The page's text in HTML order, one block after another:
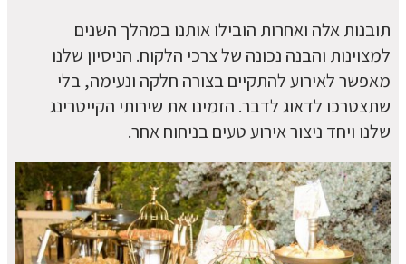
תובנות אלה ואחרות הובילו אותנו במהלך השנים
למצוינות והבנה נכונה של צרכי הלקוח. הניסיון שלנו
מאפשר לאירוע להתקיים בצורה חלקה ונעימה, בלי
שתצטרכו לדאוג לדבר. הזמינו את שירותי הקייטרינג
שלנו ויחד ניצור אירוע טעים בניחוח אחר.